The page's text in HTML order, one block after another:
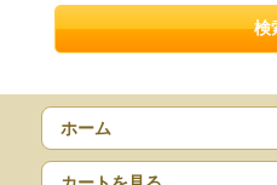
ホーム